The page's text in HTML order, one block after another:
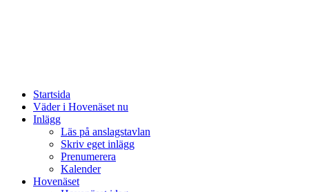
Startsida
Väder i Hovenäset nu
Inlägg
Läs på anslagstavlan
Skriv eget inlägg
Prenumerera
Kalender
Hovenäset